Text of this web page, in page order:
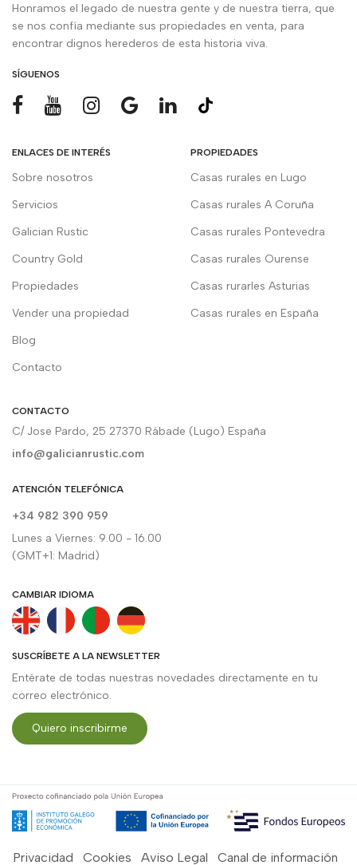
Honramos el legado de nuestra gente y de nuestra tierra, que
se nos confía mediante sus propiedades en venta, para
encontrar dignos herederos de esta historia viva.
SÍGUENOS
ENLACES DE INTERÉS
Sobre nosotros
Servicios
Galician Rustic
Country Gold
Propiedades
Vender una propiedad
Blog
Contacto
PROPIEDADES
Casas rurales en Lugo
Casas rurales A Coruña
Casas rurales Pontevedra
Casas rurales Ourense
Casas rurarles Asturias
Casas rurales en España
CONTACTO
C/ Jose Pardo, 25 27370 Rábade (Lugo) España
info@galicianrustic.com
ATENCIÓN TELEFÓNICA
+34 982 390 959
Lunes a Viernes: 9.00 - 16.00
(GMT+1: Madrid)
CAMBIAR IDIOMA
SUSCRÍBETE A LA NEWSLETTER
Entérate de todas nuestras novedades directamente en tu
correo electrónico.
Quiero inscribirme
Privacidad Cookies Aviso Legal Canal de información